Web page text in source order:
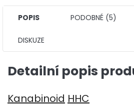
POPIS PODOBNÉ (5)
DISKUZE
Detailní popis
Kanabinoid HHC